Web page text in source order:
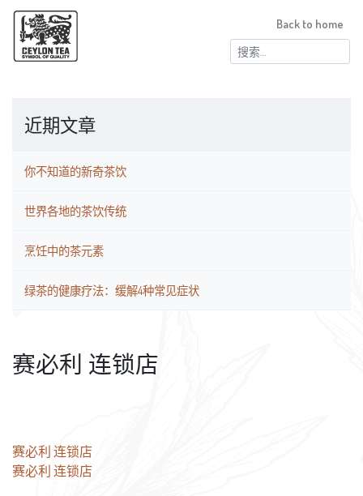
搜
索：
Back to home
近期文章
你不知道的新奇茶饮
世界各地的茶饮传统
烹饪中的茶元素
绿茶的健康疗法：缓解4种常见症状
赛必利 连锁店
文
章
赛必利 连锁店
赛必利 连锁店